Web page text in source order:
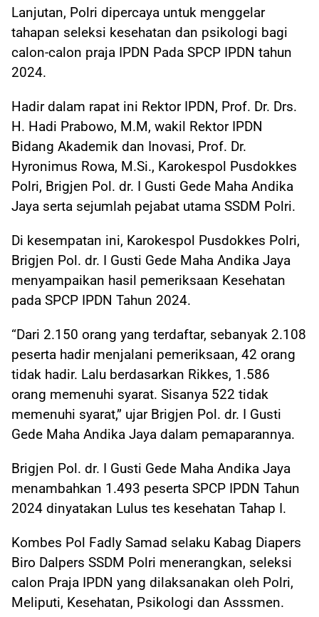
Lanjutan, Polri dipercaya untuk menggelar
tahapan seleksi kesehatan dan psikologi bagi
calon-calon praja IPDN Pada SPCP IPDN tahun
2024.
Hadir dalam rapat ini Rektor IPDN, Prof. Dr. Drs.
H. Hadi Prabowo, M.M, wakil Rektor IPDN
Bidang Akademik dan Inovasi, Prof. Dr.
Hyronimus Rowa, M.Si., Karokespol Pusdokkes
Polri, Brigjen Pol. dr. I Gusti Gede Maha Andika
Jaya serta sejumlah pejabat utama SSDM Polri.
Di kesempatan ini, Karokespol Pusdokkes Polri,
Brigjen Pol. dr. I Gusti Gede Maha Andika Jaya
menyampaikan hasil pemeriksaan Kesehatan
pada SPCP IPDN Tahun 2024.
“Dari 2.150 orang yang terdaftar, sebanyak 2.108
peserta hadir menjalani pemeriksaan, 42 orang
tidak hadir. Lalu berdasarkan Rikkes, 1.586
orang memenuhi syarat. Sisanya 522 tidak
memenuhi syarat,” ujar Brigjen Pol. dr. I Gusti
Gede Maha Andika Jaya dalam pemaparannya.
Brigjen Pol. dr. I Gusti Gede Maha Andika Jaya
menambahkan 1.493 peserta SPCP IPDN Tahun
2024 dinyatakan Lulus tes kesehatan Tahap I.
Kombes Pol Fadly Samad selaku Kabag Diapers
Biro Dalpers SSDM Polri menerangkan, seleksi
calon Praja IPDN yang dilaksanakan oleh Polri,
Meliputi, Kesehatan, Psikologi dan Asssmen.